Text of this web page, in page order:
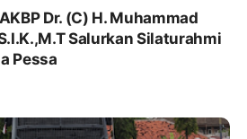
Dr. (C) H. Muhammad
Salurkan Silaturahmi
Pessa